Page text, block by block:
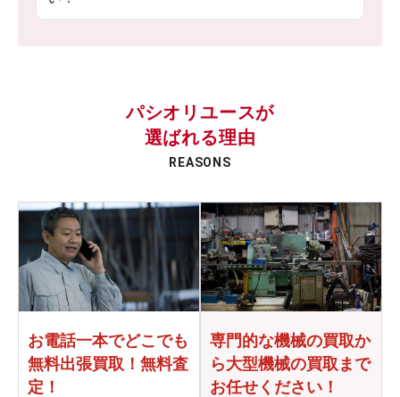
パシオリユースが
選ばれる理由
REASONS
お電話一本でどこでも
無料出張買取！無料査
定！
専門的な機械の買取か
ら大型機械の買取まで
お任せください！